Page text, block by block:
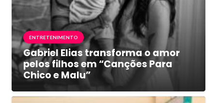
ENTRETENIMENTO
Gabriel Elias transforma o amor
pelos filhos em “Canções Para
Chico e Malu”